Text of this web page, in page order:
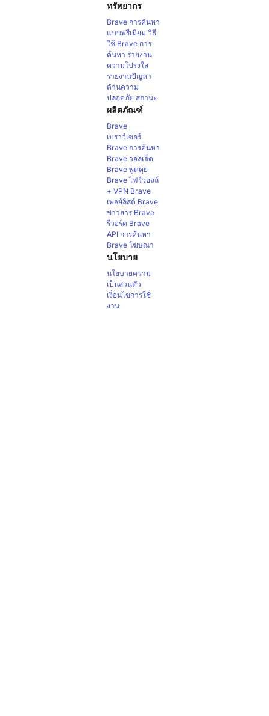
ทรัพยากร
Brave การค้นหา
แบบพรีเมียม วิธี
ใช้ Brave การ
ค้นหา รายงาน
ความโปร่งใส
รายงานปัญหา
ด้านความ
ปลอดภัย สถานะ
ผลิตภัณฑ์
Brave
เบราว์เซอร์
Brave การค้นหา
Brave วอลเล็ต
Brave พูดคุย
Brave ไฟร์วอลล์
+ VPN Brave
เพลย์ลิสต์ Brave
ข่าวสาร Brave
รีวอร์ด Brave
API การค้นหา
Brave โฆษณา
นโยบาย
นโยบายความ
เป็นส่วนตัว
เงื่อนไขการใช้
งาน